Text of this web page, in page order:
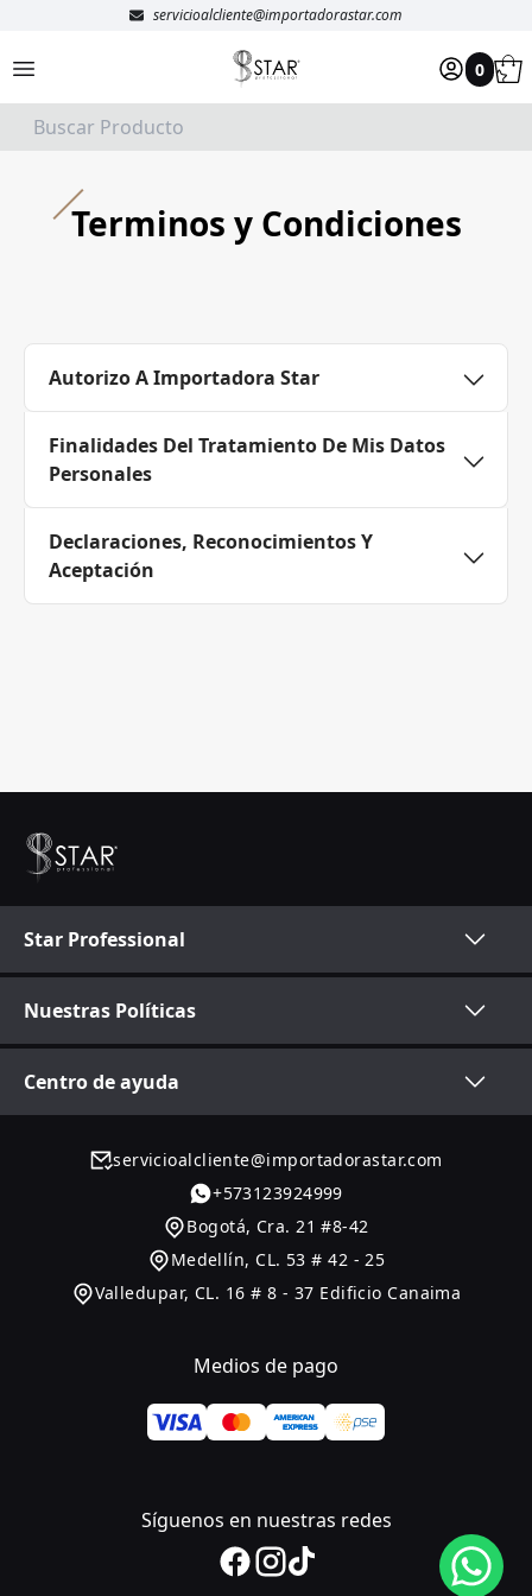
servicioalcliente@importadorastar.com
0
Terminos y Condiciones
Autorizo A Importadora Star
Finalidades Del Tratamiento De Mis Datos
Personales
Declaraciones, Reconocimientos Y
Aceptación
Star Professional
Nuestras Políticas
Centro de ayuda
servicioalcliente@importadorastar.com
+573123924999
Bogotá, Cra. 21 #8-42
Medellín, CL. 53 # 42 - 25
Valledupar, CL. 16 # 8 - 37 Edificio Canaima
Medios de pago
Síguenos en nuestras redes